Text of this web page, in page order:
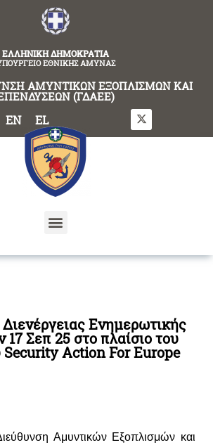
ΕΛΛΗΝΙΚΗ ΔΗΜΟΚΡΑΤΙΑ
ΕΘΝΙΚΗΣ ΑΜΥΝΑΣ
ΑΜΥΝΤΙΚΩΝ ΕΞΟΠΛΙΣΜΩΝ ΚΑΙ
(ΓΔΑΕΕ)
EN EL
Ενημερωτικής
17 Σεπ 25 στο πλαίσιο του
Action For Europe
Αμυντικών Εξοπλισμών και